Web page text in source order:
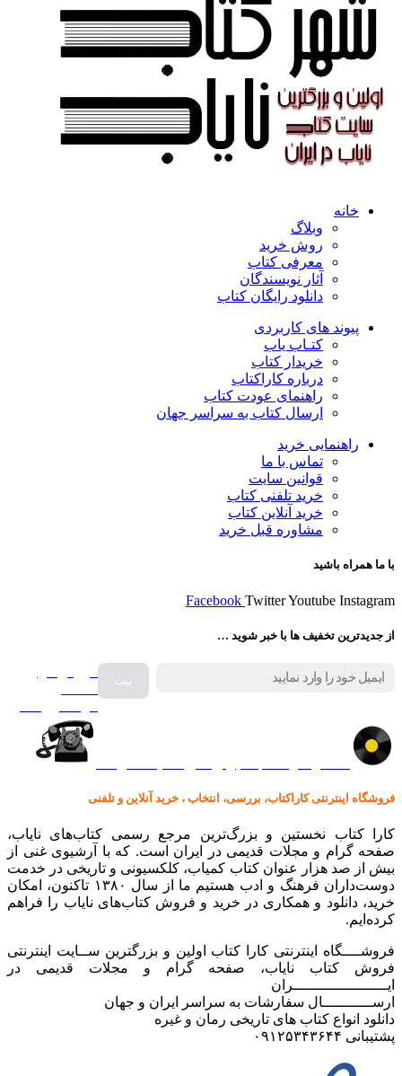
خانه
وبلاگ
روش خرید
معرفی کتاب
آثار نویسندگان
دانلود رایگان کتاب
پیوند های کاربردی
کتـاب یاب
خریدار کتاب
درباره کاراکتاب
راهنمای عودت کتاب
ارسال کتاب به سراسر جهان
راهنمایی خرید
تماس با ما
قوانین سایت
خرید تلفنی کتاب
خرید آنلاین کتاب
مشاوره قبل خرید
با ما همراه باشید
Facebook TwitterYoutube Instagram
از جدیدترین تخفیف ها با خبر شوید …
فروش انواع
فروشگاه اینترنتی کاراکتاب، بررسی، انتخاب ، خرید آنلاین و تلفنی
کارا کتاب نخستین و بزرگ‌ترین مرجع رسمی کتاب‌های نایاب،
صفحه گرام و مجلات قدیمی در ایران است. که با آرشیوی غنی از
بیش از صد هزار عنوان کتاب کمیاب، کلکسیونی و تاریخی در خدمت
دوست‌داران فرهنگ و ادب هستیم ما از سال ۱۳۸۰ تاکنون، امکان
خرید، دانلود و همکاری در خرید و فروش کتاب‌های نایاب را فراهم
کرده‌ایم.
فروشــــگاه اینترنتی کارا کتاب اولین و بزرگترین ســایت اینترنتی
فروش کتاب نایاب، صفحه گرام و مجلات قدیمی در
ایـــــــــــــــــــــران
ارســـــــــــال سفارشات به سراسر ایران و جهان
دانلود انواع کتاب های تاریخی رمان و غیره
پشتیبانی ۰۹۱۲۵۳۴۳۶۴۴